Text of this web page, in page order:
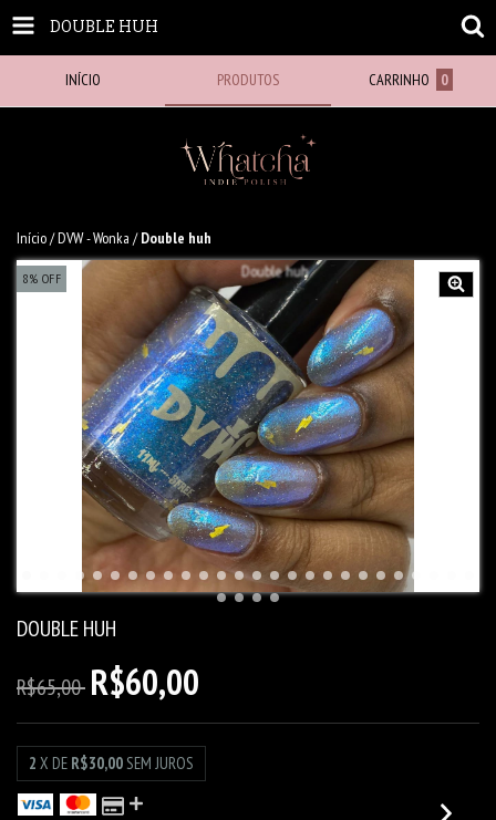
DOUBLE HUH
INÍCIO PRODUTOS CARRINHO 0
Início/DVW - Wonka / Double huh
8% OFF
DOUBLE HUH
R$65,00 R$60,00
2 X DE R$30,00 SEM JUROS